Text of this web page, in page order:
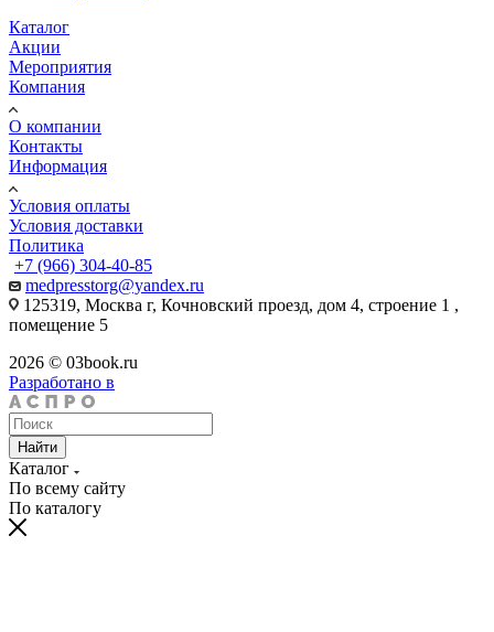
Каталог
Акции
Мероприятия
Компания
О компании
Контакты
Информация
Условия оплаты
Условия доставки
Политика
+7 (966) 304-40-85
medpresstorg@yandex.ru
125319, Москва г, Кочновский проезд, дом 4, строение 1 ,
помещение 5
2026 © 03book.ru
Разработано в
Найти
Каталог
По всему сайту
По каталогу